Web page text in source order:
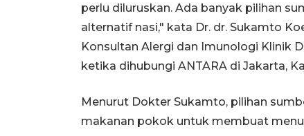
perlu diluruskan. Ada banyak pilihan
alternatif nasi," kata Dr. dr. Sukamto
Konsultan Alergi dan Imunologi Klinik
ketika dihubungi ANTARA di Jakarta,
Menurut Dokter Sukamto, pilihan
makanan pokok untuk membuat